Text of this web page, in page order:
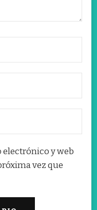
electrónico y web
vez que